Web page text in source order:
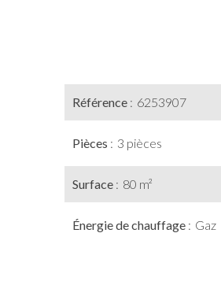
Référence 6253907
Pièces 3 pièces
Surface 80 m²
Énergie de chauffage Gaz